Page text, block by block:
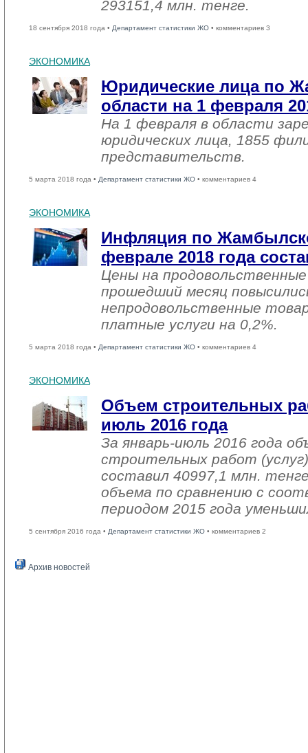
293151,4 млн. тенге.
18 сентября 2018 года • Департамент статистики ЖО • комментариев 3
ЭКОНОМИКА
Юридические лица по
области на 1 февраля
На 1 февраля в области
юридических лица, 1855
представительств.
5 марта 2018 года • Департамент статистики ЖО • комментариев 4
ЭКОНОМИКА
Инфляция по
феврале 2018 года
Цены на
прошедший месяц
непродовольственные
платные услуги на 0,2%.
5 марта 2018 года • Департамент статистики ЖО • комментариев 4
ЭКОНОМИКА
Объем строительных
июль 2016 года
За январь-июль 2016 года
строительных работ
составил 40997,1 млн.
объема по сравнению с
периодом 2015 года
5 сентября 2016 года • Департамент статистики ЖО • комментариев 2
Архив новостей